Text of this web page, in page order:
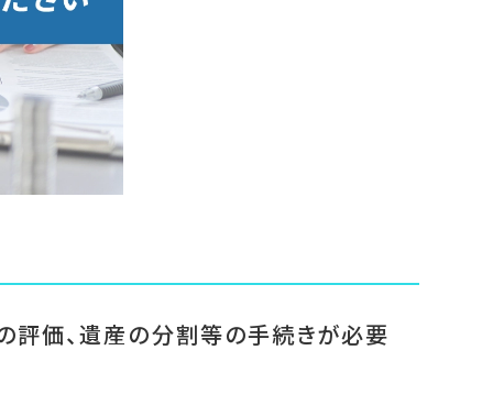
評価、遺産の分割等の手続きが必要